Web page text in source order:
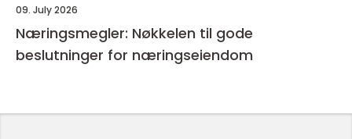
09. July 2026
Næringsmegler: Nøkkelen til gode
beslutninger for næringseiendom